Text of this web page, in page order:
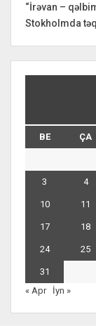
“İrəvan –
Stokholmda
BE ÇA
3 4
10 11
17 18
24 25
31
« Apr
İyn »